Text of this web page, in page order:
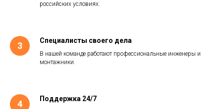
российских условиях.
Специалисты своего дела
В нашей команде работают профессиональные инженеры и
монтажники.
Поддержка 24/7